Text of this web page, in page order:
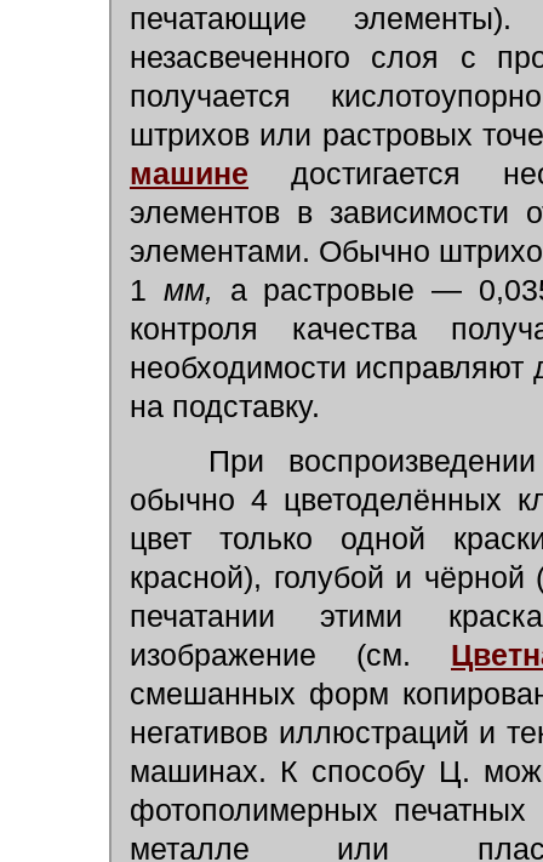
печатающие
незасвеченного слоя с
получается
штрихов или растровых
машине
достигается
элементов в зависимости
элементами. Обычно
1 мм,
а растровые —
контроля качества
необходимости исправляют
на подставку.
При воспроизведении
обычно 4 цветоделённых
цвет только одной
красной), голубой и
печатании этими
изображение (см.
смешанных форм
негативов иллюстраций и
машинах. К способу Ц.
фотополимерных
металле или